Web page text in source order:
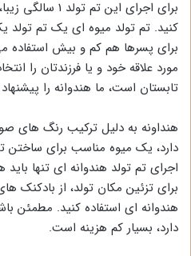
برای اجرای این
کنید. تم تولد میوه ای یک تم
برای پسرها هم کم و بیش استفاده
مورد علاقه خود و یا فرزندتان را
تابستان است، ما هندوانه را
هنداونه به دلیل ترکیب رنگ های
دارد، یک میوه مناسب برای ساختن
اجرای تم تولد هندوانه ای تنها باید
برای تزئین مکان تولد، از بادکنک
هندوانه ای استفاده کنید. مطمئن
دارد، بسیار کم هزینه است.